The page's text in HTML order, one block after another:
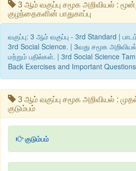
3 ஆம் வகுப்பு சமூக அறிவியல் :
குழந்தைகளின் பாதுகாப்பு
வகுப்பு: 3 ஆம் வகுப்பு - 3rd Standard |
3rd Social Science. | 3வது சமூக
மற்றும் பதில்கள். | 3rd Social Science
Back Exercises and Important
3 ஆம் வகுப்பு சமூக அறிவியல் :
குடும்பம்
குடும்பம்